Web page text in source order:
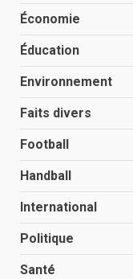
Économie
Éducation
Environnement
Faits divers
Football
Handball
International
Politique
Santé